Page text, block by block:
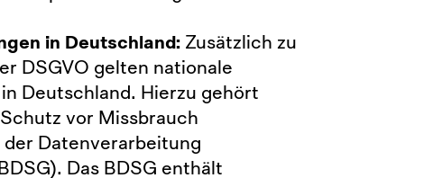
in Deutschland: Zusätzlich zu
DSGVO gelten nationale
Deutschland. Hierzu gehört
vor Missbrauch
Datenverarbeitung
Das BDSG enthält